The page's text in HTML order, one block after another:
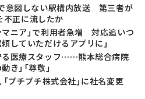
で意図しない駅構内放送 第三者が
正に流したか
マニア」で利用者急増 対応追いつ
していただけるアプリに」
る医療スタッフ……熊本総合病院
」「尊敬」
「プチプチ株式会社」に社名変更